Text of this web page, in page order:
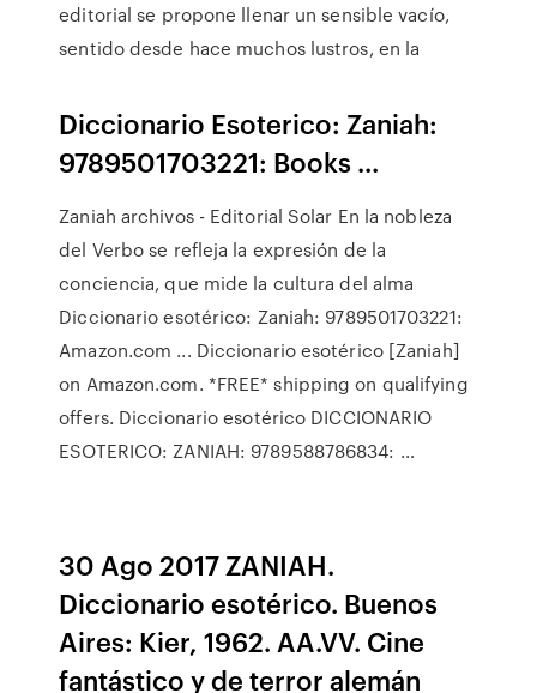
editorial se propone llenar un sensible vacío,
sentido desde hace muchos lustros, en la
Diccionario Esoterico: Zaniah:
9789501703221: Books ...
Zaniah archivos - Editorial Solar En la nobleza
del Verbo se refleja la expresión de la
conciencia, que mide la cultura del alma
Diccionario esotérico: Zaniah: 9789501703221:
Amazon.com ... Diccionario esotérico [Zaniah]
on Amazon.com. *FREE* shipping on qualifying
offers. Diccionario esotérico DICCIONARIO
ESOTERICO: ZANIAH: 9789588786834: …
30 Ago 2017 ZANIAH.
Diccionario esotérico. Buenos
Aires: Kier, 1962. AA.VV. Cine
fantástico y de terror alemán